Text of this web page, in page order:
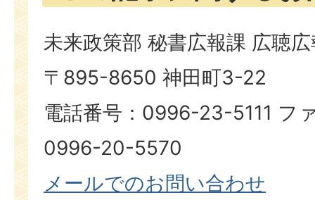
未来政策部 秘書広報課 広聴
〒895-8650 神田町3-22
電話番号：0996-23-5111 フ
0996-20-5570
メールでのお問い合わせ